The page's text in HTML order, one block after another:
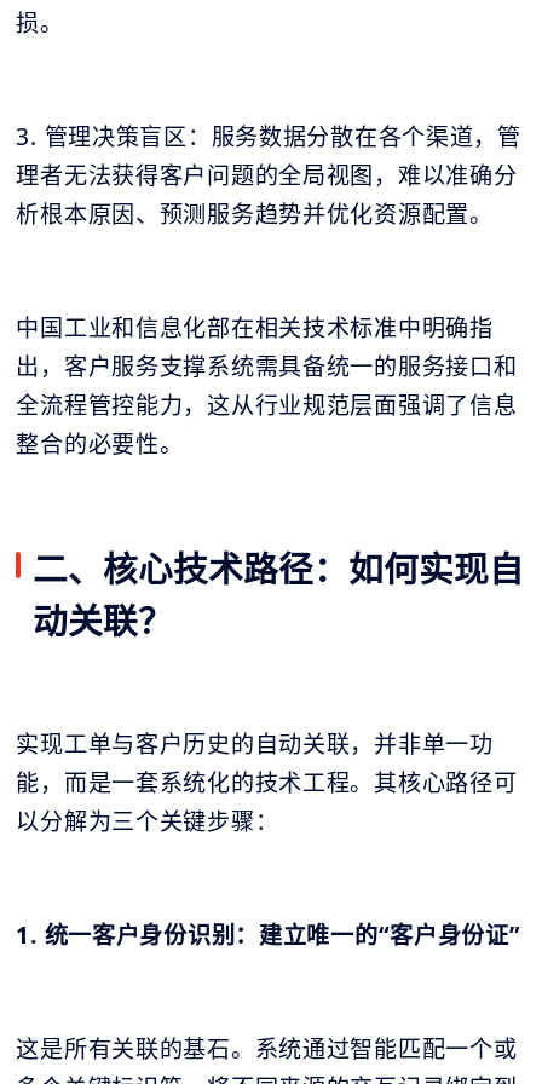
损。
3. 管理决策盲区：服务数据分散在各个渠道，管
理者无法获得客户问题的全局视图，难以准确分
析根本原因、预测服务趋势并优化资源配置。
中国工业和信息化部在相关技术标准中明确指
出，客户服务支撑系统需具备统一的服务接口和
全流程管控能力，这从行业规范层面强调了信息
整合的必要性。
二、核心技术路径：如何实现自
动关联？
实现工单与客户历史的自动关联，并非单一功
能，而是一套系统化的技术工程。其核心路径可
以分解为三个关键步骤：
1. 统一客户身份识别：建立唯一的“客户身份证”
这是所有关联的基石。系统通过智能匹配一个或